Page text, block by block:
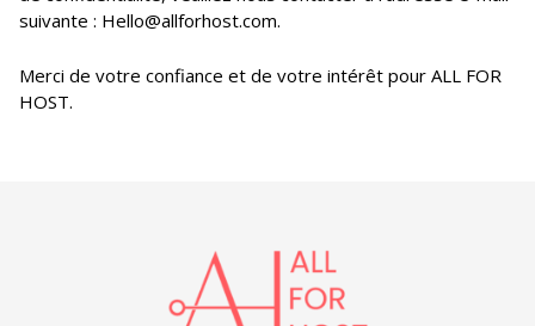
suivante : Hello@allforhost.com.
Merci de votre confiance et de votre intérêt pour ALL FOR
HOST.